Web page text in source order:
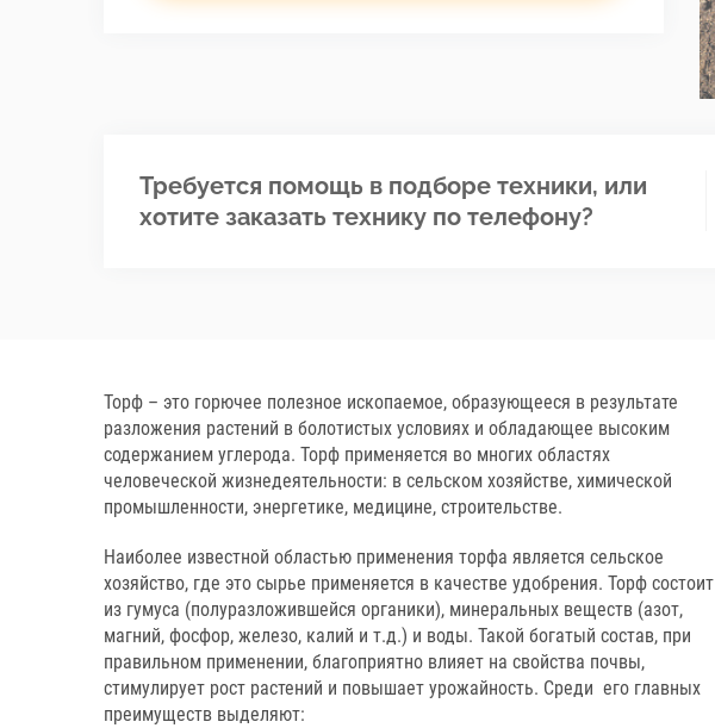
Требуется помощь в подборе техники, или
хотите заказать технику по телефону?
Торф – это горючее полезное ископаемое, образующееся в результате
разложения растений в болотистых условиях и обладающее высоким
содержанием углерода. Торф применяется во многих областях
человеческой жизнедеятельности: в сельском хозяйстве, химической
промышленности, энергетике, медицине, строительстве.
Наиболее известной областью применения торфа является сельское
хозяйство, где это сырье применяется в качестве удобрения. Торф состоит
из гумуса (полуразложившейся органики), минеральных веществ (азот,
магний, фосфор, железо, калий и т.д.) и воды. Такой богатый состав, при
правильном применении, благоприятно влияет на свойства почвы,
стимулирует рост растений и повышает урожайность. Среди его главных
преимуществ выделяют: